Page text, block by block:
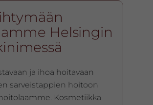
Helsingin
ja ihoa hoitavaan
sarveistappien hoitoon
Kosmetiikka